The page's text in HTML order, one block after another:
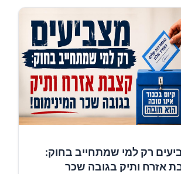
רק למי שמתחייב בחוק:
אזרח ותיק בגובה שכר